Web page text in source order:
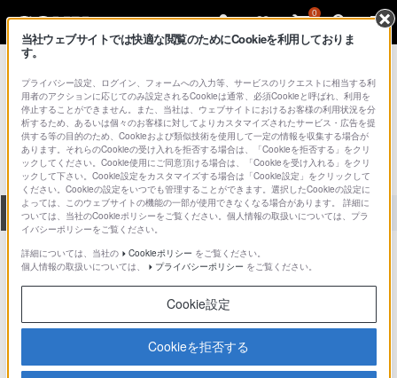
0
CKM-NWF800
全て ダウンロード 取扱説明書 Q&A
動画でサポートご利用にあたってのお願い
サポート動画をご利用の際にはソーシャ
ルメディア利用規約をご確認ください。
ダウンロード
当社ウェブサイトでは快適な閲覧のためにCookieを利用しておりま
す。
プライバシー設定、ログイン、フォームへの入力等、サービスのリクエストに相当する利
用者のアクションに応じてのみ設定されるCookieは通常、必須Cookieと呼ばれ、利用を
停止することができません。また、当社は、ウェブサイトにおけるお客様の利用状況を分
析するため、あるいは個々のお客様に対してよりカスタマイズされたサービス・広告を提
供する等の目的のため、Cookieおよび類似技術を使用して一定の情報を収集する場合が
あります。それらのCookieの受け入れを拒否する場合は、「Cookieを拒否する」をクリ
ックしてください。Cookie使用にご同意頂ける場合は、「Cookieを受け入れる」をクリ
ックして下さい。Cookie設定をカスタマイズする場合は「Cookie設定」をクリックして
ください。Cookieの設定をいつでも管理することができます。選択したCookieの設定に
よっては、このウェブサイトの機能の一部が使用できなくなる場合があります。 詳細に
ついては、当社のCookieポリシーをご覧ください。個人情報の取扱いについては、プラ
イバシーポリシーをご覧ください。
詳細については、当社の
Cookieポリシー をご覧ください。
個人情報の取扱いについては、
プライバシーポリシー をご覧ください。
Cookie設定
Cookieを拒否する